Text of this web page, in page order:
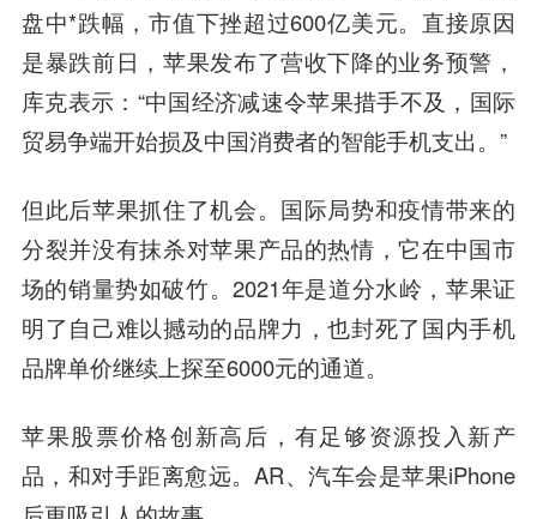
盘中*跌幅，市值下挫超过600亿美元。直接原因
是暴跌前日，苹果发布了营收下降的业务预警，
库克表示：“中国经济减速令苹果措手不及，国际
贸易争端开始损及中国消费者的智能手机支出。”
但此后苹果抓住了机会。国际局势和疫情带来的
分裂并没有抹杀对苹果产品的热情，它在中国市
场的销量势如破竹。2021年是道分水岭，苹果证
明了自己难以撼动的品牌力，也封死了国内手机
品牌单价继续上探至6000元的通道。
苹果股票价格创新高后，有足够资源投入新产
品，和对手距离愈远。AR、汽车会是苹果iPhone